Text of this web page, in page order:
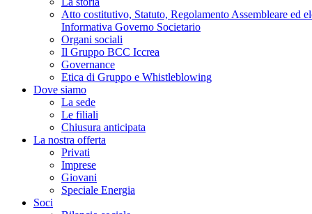
Atto costitutivo, Statuto, Regolamento Assembleare ed
Informativa Governo Societario
Organi sociali
Il Gruppo BCC Iccrea
Governance
Etica di Gruppo e Whistleblowing
Dove siamo
La sede
Le filiali
Chiusura anticipata
La nostra offerta
Privati
Imprese
Giovani
Speciale Energia
Soci